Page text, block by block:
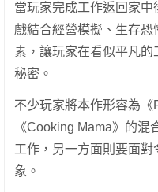
當玩家完成工作返回家
戲結合經營模擬、生存
素，讓玩家在看似平凡
秘密。
不少玩家將本作形容為
《Cooking Mama》的
工作，另一方面則要面
象。